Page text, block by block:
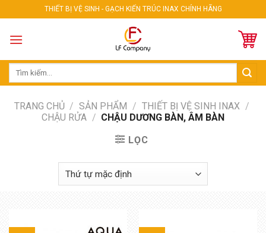
to
content
THIẾT BỊ VỆ SINH - GẠCH KIẾN TRÚC INAX CHÍNH HÃNG
Tìm
TRANG CHỦ / SẢN PHẨM / THIẾT BỊ VỆ SINH INAX /
CHẬU RỬA / CHẬU DƯƠNG BÀN, ÂM BÀN
LỌC